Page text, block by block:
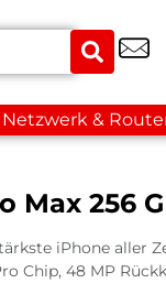
Netzwerk &
Max 256
iPhone aller
Chip, 48 MP